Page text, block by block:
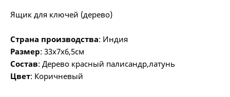
Ящик для ключей (дерево)
Страна производства: Индия
Размер: 33х7х6,5см
Состав: Дерево красный палисандр,латунь
Цвет: Коричневый